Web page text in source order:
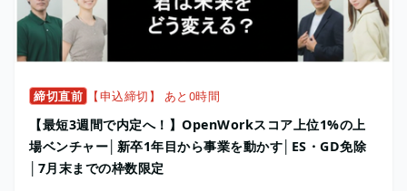
締切直前 【申込締切】 あと0時間
【最短3週間で内定へ！】OpenWorkスコア上位1%の上
場ベンチャー│新卒1年目から事業を動かす│ES・GD免除
│7月末までの枠数限定